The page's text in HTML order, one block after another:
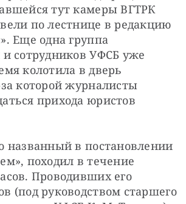
тут камеры ВГТРК
по лестнице в редакцию
Еще одна группа
и сотрудников УФСБ уже
колотила в дверь
которой журналисты
прихода юристов
названный в постановлении
походил в течение
Проводивших его
(под руководством старшего